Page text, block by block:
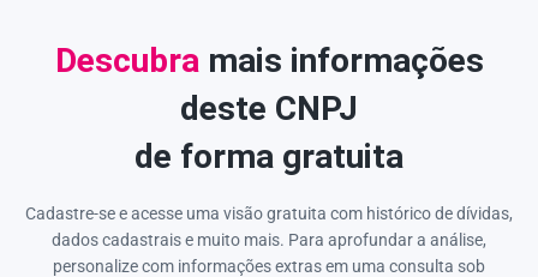
Descubra mais informações
deste CNPJ
de forma gratuita
Cadastre-se e acesse uma visão gratuita com histórico de dívidas,
dados cadastrais e muito mais. Para aprofundar a análise,
personalize com informações extras em uma consulta sob